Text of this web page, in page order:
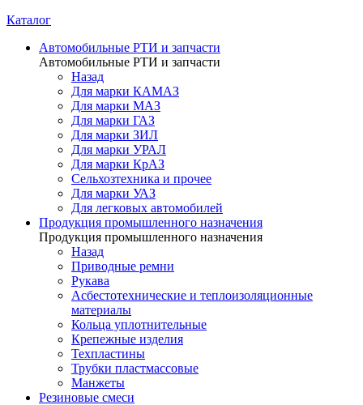
Каталог
Автомобильные РТИ и запчасти
Автомобильные РТИ и запчасти
Назад
Для марки КАМАЗ
Для марки МАЗ
Для марки ГАЗ
Для марки ЗИЛ
Для марки УРАЛ
Для марки КрАЗ
Сельхозтехника и прочее
Для марки УАЗ
Для легковых автомобилей
Продукция промышленного назначения
Продукция промышленного назначения
Назад
Приводные ремни
Рукава
Асбестотехнические и теплоизоляционные
материалы
Кольца уплотнительные
Крепежные изделия
Техпластины
Трубки пластмассовые
Манжеты
Резиновые смеси